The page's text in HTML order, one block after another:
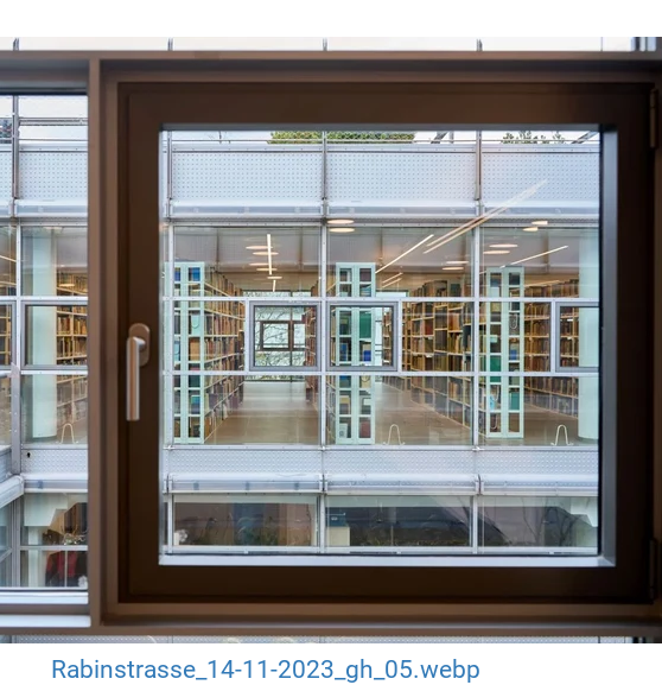
Rabinstrasse_14-11-2023_gh_05.webp